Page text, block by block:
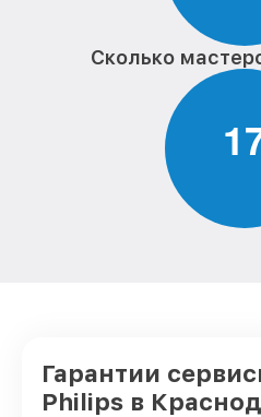
Сколько
1
Гарантии
Philips в